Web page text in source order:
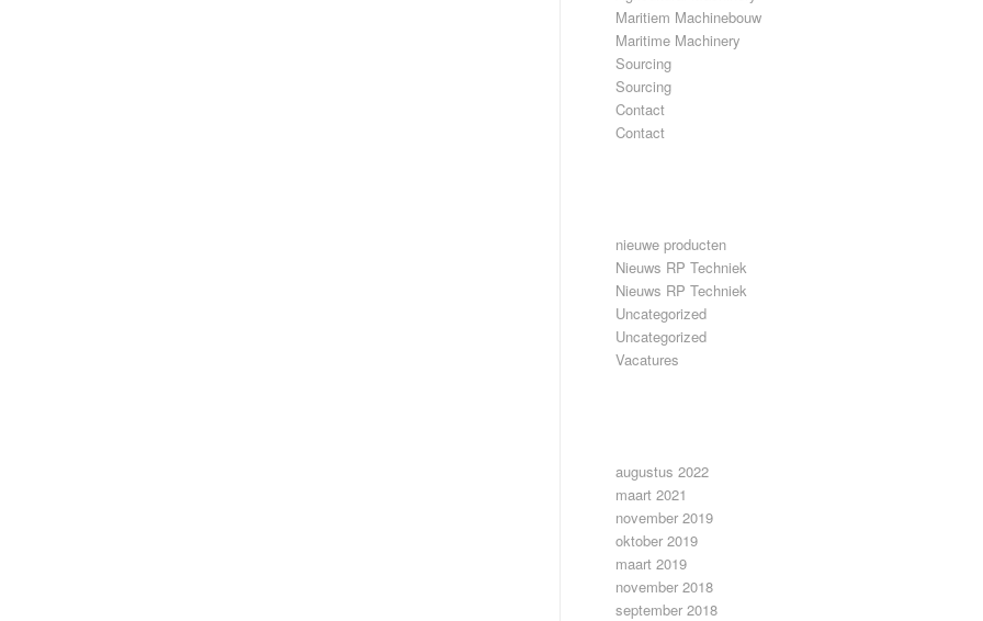
Maritiem Machinebouw
Maritime Machinery
Sourcing
Sourcing
Contact
Contact
nieuwe producten
Nieuws RP Techniek
Nieuws RP Techniek
Uncategorized
Uncategorized
Vacatures
augustus 2022
maart 2021
november 2019
oktober 2019
maart 2019
november 2018
september 2018